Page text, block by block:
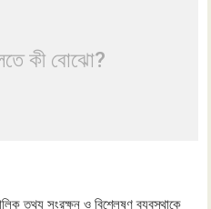
কী বোঝো?
তথ্য সংরক্ষন ও বিশ্লেষণ ব্যবস্থাকে